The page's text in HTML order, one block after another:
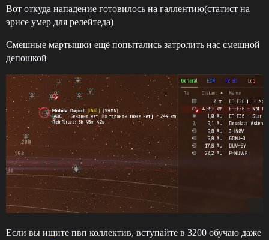
Вот откуда нападение готовилось на галлентию(статист на
эрисе умер для релейтеда)
Смешные мартышки ещё попытались затролить нас смешной
депошкой
Если вы ищите пвп коллектив, вступайте в 3200 обучаю даже